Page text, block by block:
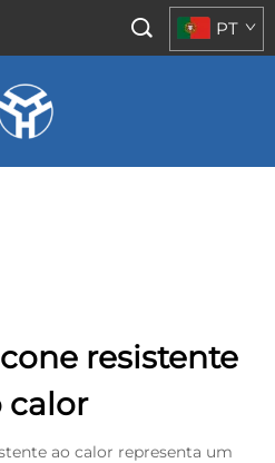
PT
resistente
calor
ao calor representa um